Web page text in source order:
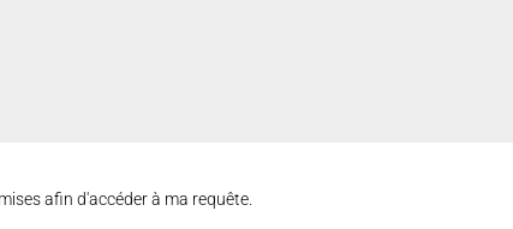
afin d'accéder à ma requête.